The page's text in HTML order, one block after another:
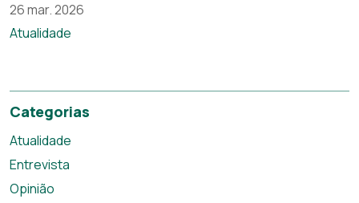
26 mar. 2026
Atualidade
Categorias
Atualidade
Entrevista
Opinião